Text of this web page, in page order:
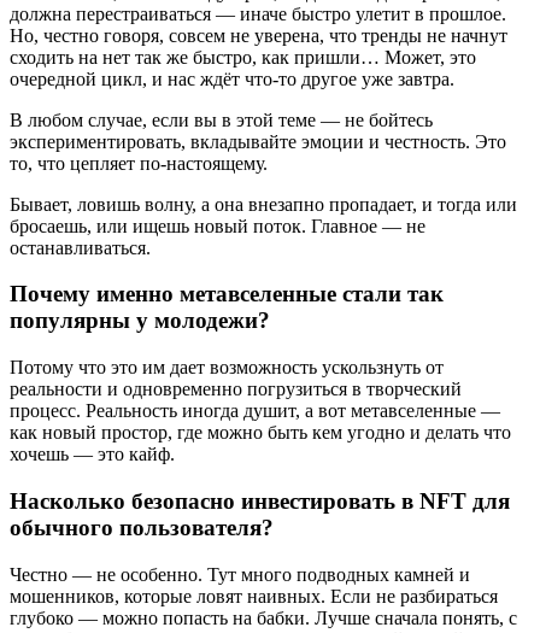
должна перестраиваться — иначе быстро улетит в прошлое.
Но, честно говоря, совсем не уверена, что тренды не начнут
сходить на нет так же быстро, как пришли… Может, это
очередной цикл, и нас ждёт что-то другое уже завтра.
В любом случае, если вы в этой теме — не бойтесь
экспериментировать, вкладывайте эмоции и честность. Это
то, что цепляет по-настоящему.
Бывает, ловишь волну, а она внезапно пропадает, и тогда или
бросаешь, или ищешь новый поток. Главное — не
останавливаться.
Почему именно метавселенные стали так
популярны у молодежи?
Потому что это им дает возможность ускользнуть от
реальности и одновременно погрузиться в творческий
процесс. Реальность иногда душит, а вот метавселенные —
как новый простор, где можно быть кем угодно и делать что
хочешь — это кайф.
Насколько безопасно инвестировать в NFT для
обычного пользователя?
Честно — не особенно. Тут много подводных камней и
мошенников, которые ловят наивных. Если не разбираться
глубоко — можно попасть на бабки. Лучше сначала понять, с